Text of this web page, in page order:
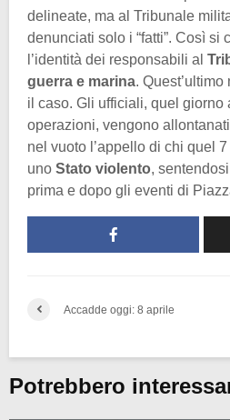
delineate, ma al Tribunale
denunciati solo i “fatti”. Così si
l’identità dei responsabili al
guerra e marina.
il caso. Gli ufficiali, quel giorno
operazioni, vengono
nel vuoto l’appello di chi quel
uno Stato violento,
prima e dopo gli eventi di
Accadde oggi: 8 aprile
Potrebbero